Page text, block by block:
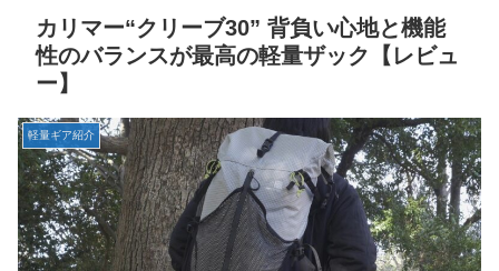
カリマー“クリーブ30” 背負い心地と機能
性のバランスが最高の軽量ザック【レビュ
ー】
軽量ギア紹介